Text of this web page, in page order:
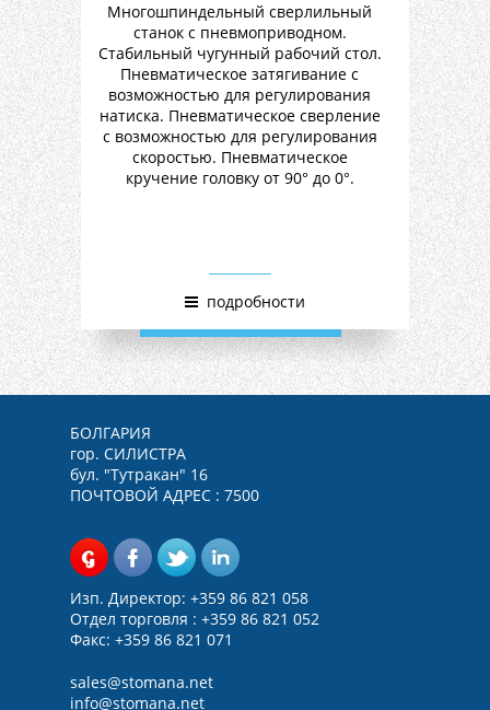
Многошпиндельный сверлильный
станок с пневмоприводном.
Стабильный чугунный рабочий стол.
Пневматическое затягивание с
возможностью для регулирования
натиска. Пневматическое сверление
с возможностью для регулирования
скоростью. Пневматическое
кручение головку от 90° до 0°.
подробности
БОЛГАРИЯ
гор. СИЛИСТРА
бул. "Тутракан" 16
ПОЧТОВОЙ АДРЕС : 7500
Изп. Директор: +359 86 821 058
Отдел торговля : +359 86 821 052
Факс: +359 86 821 071
sales@stomana.net
info@stomana.net